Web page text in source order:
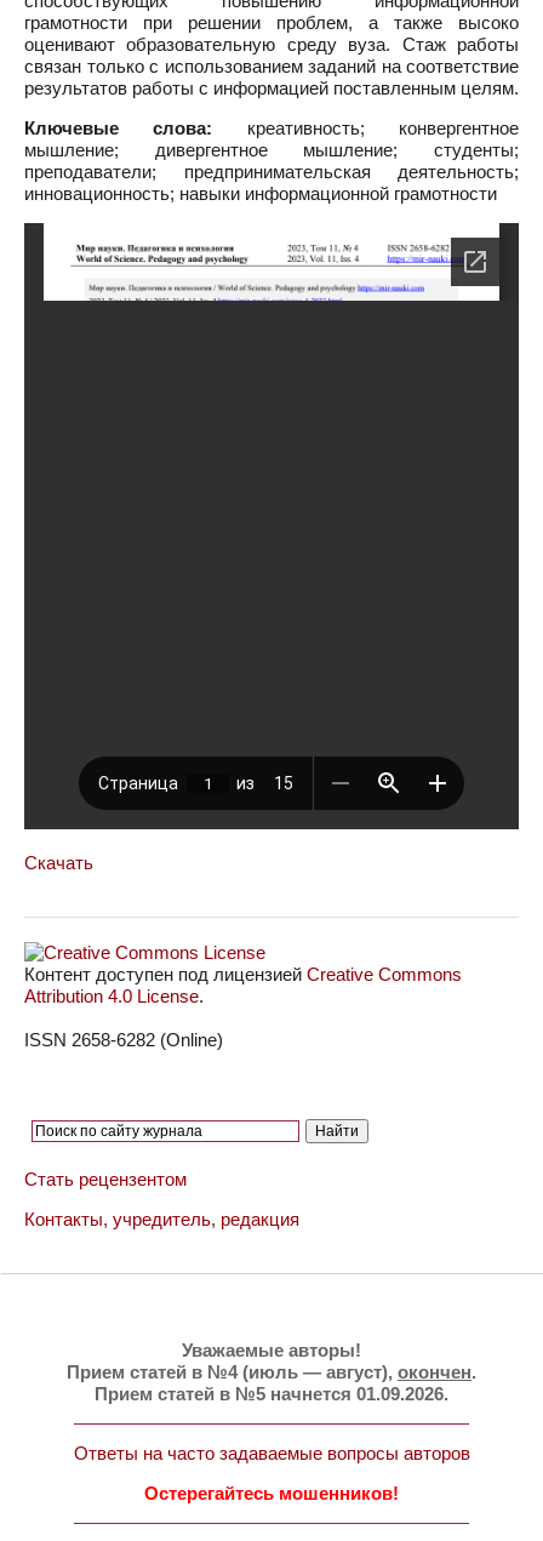
грамотности при решении проблем, а также высоко
оценивают образовательную среду вуза. Стаж работы
связан только с использованием заданий на соответствие
результатов работы с информацией поставленным целям.
Ключевые слова: креативность; конвергентное
мышление; дивергентное мышление; студенты;
преподаватели; предпринимательская деятельность;
инновационность; навыки информационной грамотности
Скачать
Контент доступен под лицензией Creative Commons
Attribution 4.0 License.
ISSN 2658-6282 (Online)
Стать рецензентом
Контакты, учредитель, редакция
Уважаемые авторы!
Прием статей в №4 (июль — август), окончен.
Прием статей в №5 начнется 01.09.2026.
Ответы на часто задаваемые вопросы авторов
Остерегайтесь мошенников!